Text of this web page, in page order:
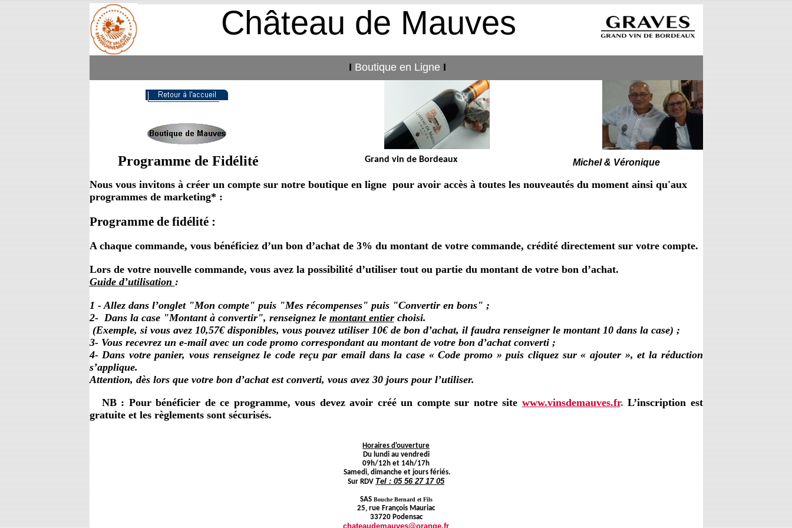
Château de Mauves
I Boutique en Ligne I
Programme de Fidélité Grand vin de Bordeaux Michel & Véronique
Nous vous invitons à créer un compte sur notre boutique en ligne pour avoir accès à toutes les nouveautés du moment ainsi qu'aux
programmes de marketing* :
Programme de fidélité :
A chaque commande, vous bénéficiez d’un bon d’achat de 3% du montant de votre commande, crédité directement sur votre compte.
Lors de votre nouvelle commande, vous avez la possibilité d’utiliser tout ou partie du montant de votre bon d’achat.
Guide d’utilisation :
1 - Allez dans l’onglet "Mon compte" puis "Mes récompenses" puis "Convertir en bons" ;
2- Dans la case "Montant à convertir", renseignez le montant entierchoisi.
(Exemple, si vous avez 10,57€ disponibles, vous pouvez utiliser 10€ de bon d’achat, il faudra renseigner le montant 10 dans la case) ;
3- Vous recevrez un e-mail avec un code promo correspondant au montant de votre bon d’achat converti ;
4- Dans votre panier, vous renseignez le code reçu par email dans la case « Code promo » puis cliquez sur « ajouter », et la réduction
s’applique.
Attention, dès lors que votre bon d’achat est converti, vous avez 30 jours pour l’utiliser.
NB : Pour bénéficier de ce programme, vous devez avoir créé un compte sur notre site www.vinsdemauves.fr.L’inscription est
gratuite et les règlements sont sécurisés.
Horaires d'ouverture
Du lundi au vendredi
09h/12h et 14h/17h
Samedi, dimanche et jours fériés.
Sur RDV Tel : 05 56 27 17 05
SAS Bouche Bernard et Fils
25, rue François Mauriac
33720 Podensac
chateaudemauves@orange.fr